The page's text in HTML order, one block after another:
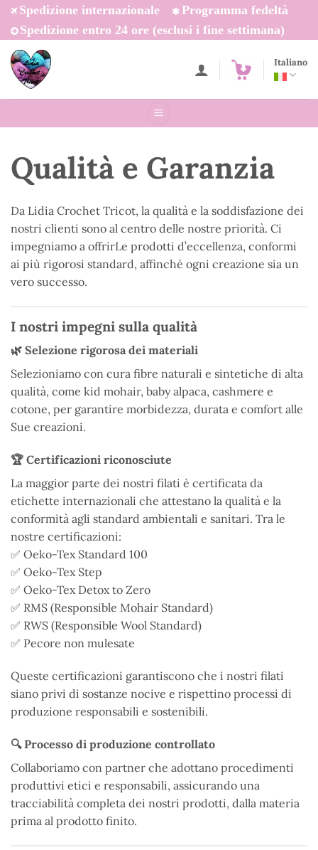
Salta
contenuti
Spedizione internazionale
Programma fedeltà
Spedizione entro 24 ore (esclusi i fine settimana)
Italiano
Qualità e Garanzia
Da Lidia Crochet Tricot, la qualità e la soddisfazione dei
nostri clienti sono al centro delle nostre priorità. Ci
impegniamo a offrirLe prodotti d’eccellenza, conformi
ai più rigorosi standard, affinché ogni creazione sia un
vero successo.
I nostri impegni sulla qualità
🌿 Selezione rigorosa dei materiali
Selezioniamo con cura fibre naturali e sintetiche di alta
qualità, come kid mohair, baby alpaca, cashmere e
cotone, per garantire morbidezza, durata e comfort alle
Sue creazioni.
🏆 Certificazioni riconosciute
La maggior parte dei nostri filati è certificata da
etichette internazionali che attestano la qualità e la
conformità agli standard ambientali e sanitari. Tra le
nostre certificazioni:
✅ Oeko-Tex Standard 100
✅ Oeko-Tex Step
✅ Oeko-Tex Detox to Zero
✅ RMS (Responsible Mohair Standard)
✅ RWS (Responsible Wool Standard)
✅ Pecore non mulesate
Queste certificazioni garantiscono che i nostri filati
siano privi di sostanze nocive e rispettino processi di
produzione responsabili e sostenibili.
🔍 Processo di produzione controllato
Collaboriamo con partner che adottano procedimenti
produttivi etici e responsabili, assicurando una
tracciabilità completa dei nostri prodotti, dalla materia
prima al prodotto finito.